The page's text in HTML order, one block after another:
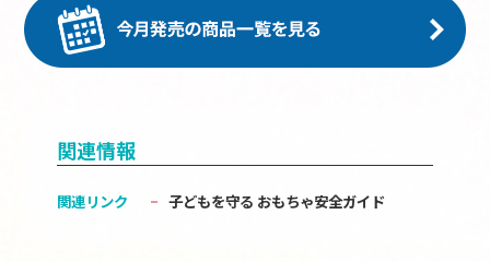
関連情報
関連リンク 子どもを守る おもちゃ安全ガイド